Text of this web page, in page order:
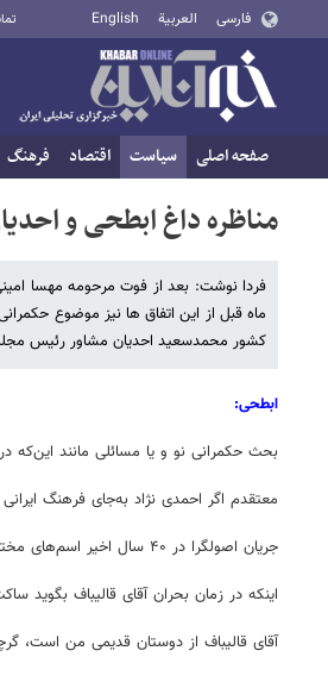
فارسی العربية English
صفحه اصلی سیاست اقتصاد فرهنگ
مناظره داغ ابطحی و
فردا نوشت: بعد از فوت مرحومه مهسا
ماه قبل از این اتفاق ها نیز موضوع
کشور محمدسعید احدیان مشاور رئیس
ابطحی:
بحث حکمرانی نو و یا مسائلی مانند
معتقدم اگر احمدی نژاد به‌جای فرهنگ
جریان اصولگرا در ۴۰ سال اخیر اسم‌های مختلفی داشته و محوریت قدرت سیاسی، امنیتی و اقتصادی عمدتا دست نیروهای این جریان بوده است
اینکه در زمان بحران آقای قالیباف
آقای قالیباف از دوستان قدیمی من است،